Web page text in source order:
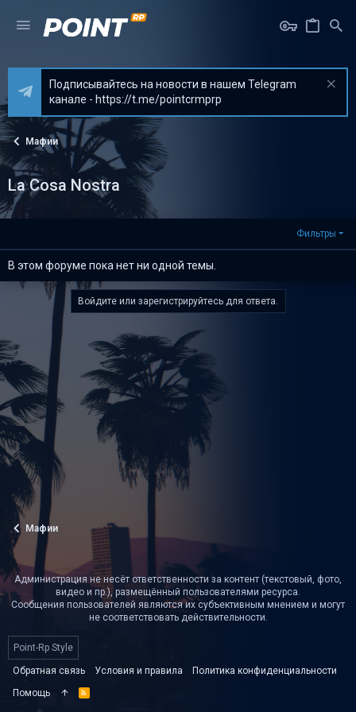
Подписывайтесь на новости в нашем Telegram
канале - https://t.me/pointcrmprp
Мафии
La Cosa Nostra
Фильтры
В этом форуме пока нет ни одной темы.
Войдите или зарегистрируйтесь для ответа.
Мафии
Point-Rp Style
Обратная связь Условия и правила
Политика конфиденциальности
Помощь
R
Администрация не несёт ответственности за контент (текстовый, фото,
видео и пр.), размещённый пользователями ресурса.
Сообщения пользователей являются их субъективным мнением и могут
не соответствовать действительности.